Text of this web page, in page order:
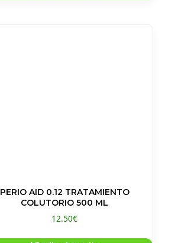
PERIO AID 0.12 TRATAMIENTO
COLUTORIO 500 ML
12.50€